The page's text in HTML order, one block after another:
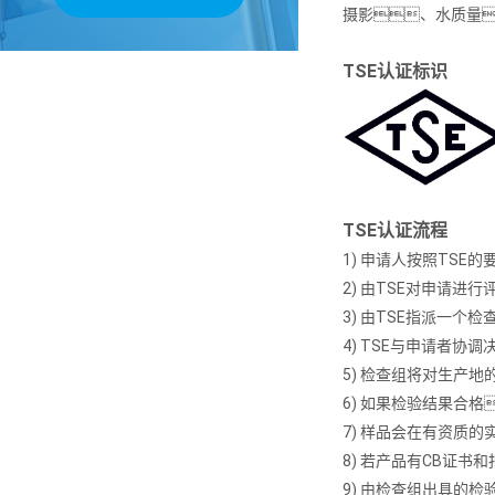
摄影、水质量
TSE认证标识
TSE认证流程
1) 申请人按照TSE
2) 由TSE对申请进
3) 由TSE指派一个
4) TSE与申请者协
5) 检查组将对生产
6) 如果检验结果合
7) 样品会在有资质
8) 若产品有CB证书
9) 由检查组出具的